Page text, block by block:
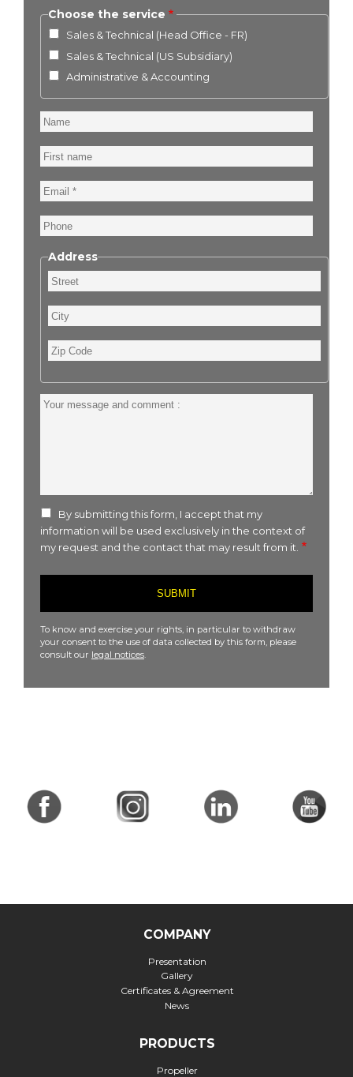
Choose the service
Sales & Technical (Head Office - FR)
Sales & Technical (US Subsidiary)
Administrative & Accounting
Name
First
name
Email
Phone
Address
Street
City
Zip
Code
Your
By submitting this form, I accept that my
information will be used exclusively in the context of
my request and the contact that may result from it.
To know and exercise your rights, in particular to withdraw
your consent to the use of data collected by this form, please
consult our legal notices
COMPANY
Presentation
Gallery
Certificates & Agreement
News
PRODUCTS
Propeller